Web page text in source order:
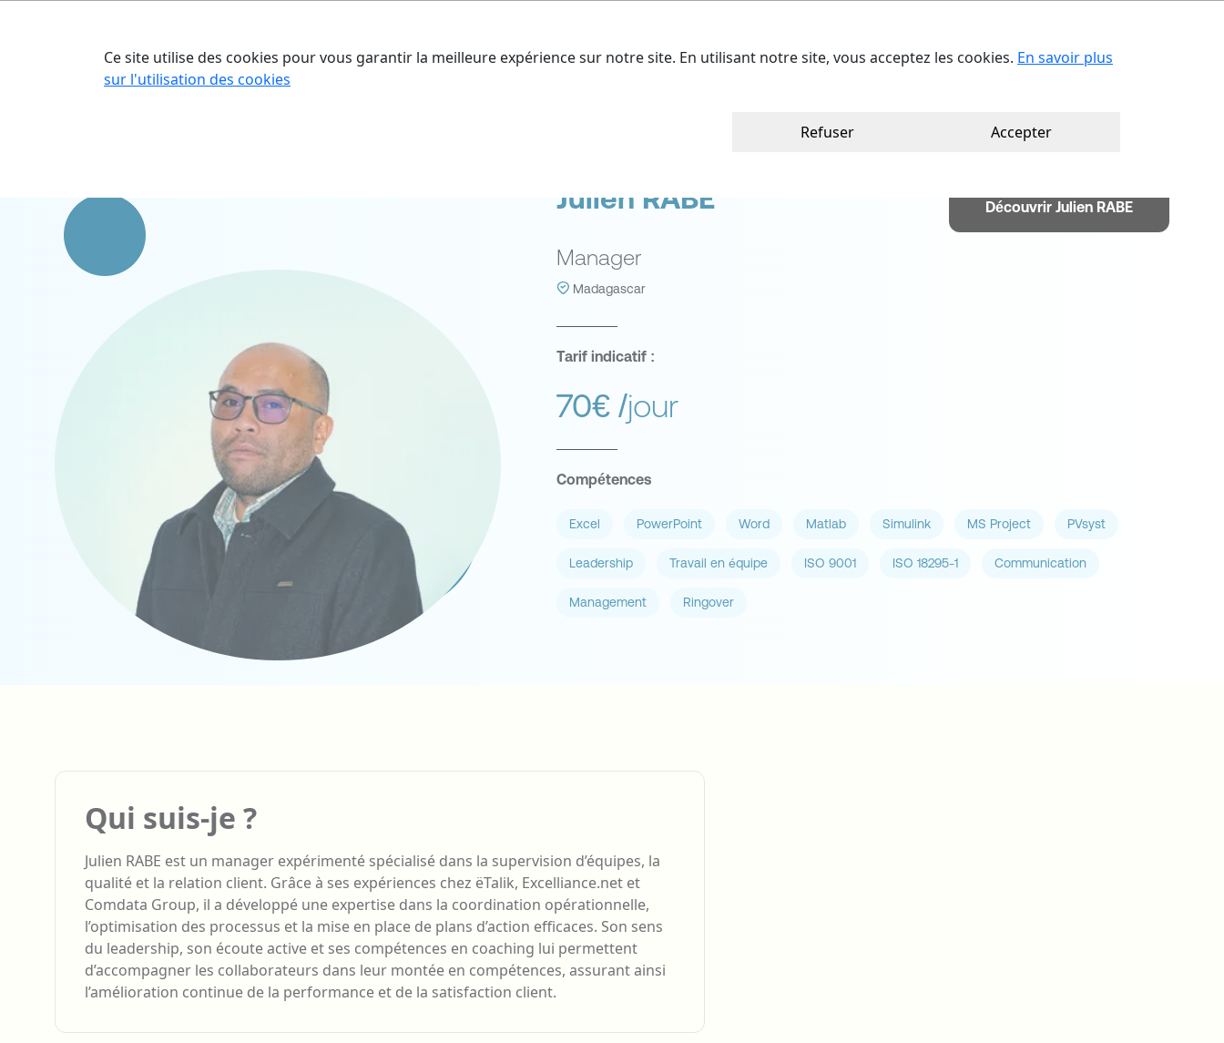
Accueil Nos offres Nos talents A propos Contact Trouver votre consultant
Julien RABE Découvrir Julien RABE
Manager
Madagascar
Tarif indicatif :
70€ /jour
Compétences
Excel PowerPoint Word Matlab Simulink MS Project PVsyst
Leadership Travail en équipe ISO 9001 ISO 18295-1 Communication
Management Ringover
Qui suis-je ?
Julien RABE est un manager expérimenté spécialisé dans la supervision d’équipes, la
qualité et la relation client. Grâce à ses expériences chez ëTalik, Excelliance.net et
Comdata Group, il a développé une expertise dans la coordination opérationnelle,
l’optimisation des processus et la mise en place de plans d’action efficaces. Son sens
du leadership, son écoute active et ses compétences en coaching lui permettent
d’accompagner les collaborateurs dans leur montée en compétences, assurant ainsi
l’amélioration continue de la performance et de la satisfaction client.
Ce site utilise des cookies pour vous garantir la meilleure expérience sur notre site. En utilisant notre site, vous acceptez les cookies. En savoir plus
sur l'utilisation des cookies
Refuser Accepter